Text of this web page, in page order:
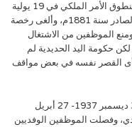
الحياة النيابية ثلاث سنوات قابلة للتجديد حسب منطوق الأمر الملكي في 19 يولية
1928، وأعاد العمل بقانون المطبوعات القديم الصادر سنة 1881م، وألغى رخصة
الموظفين من الاشتغال
حكومة اليد الحديدية لم
القصر نفسه في بعض مواقف
عاد محمد محمود رئيسًا للوزارة للمرة الثانية (30 ديسمبر 1937- 27 أبريل
وفصلت الموظفين الوفديين